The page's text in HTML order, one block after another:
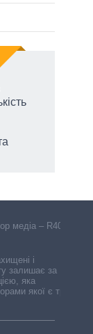
медіа – R40-
і
залишає за
яка
якої є треті